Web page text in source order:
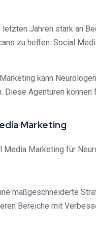
Jahren stark an
zu helfen. Social
kann
Agenturen
Marketing
Marketing für
maßgeschneiderte
Bereiche mit